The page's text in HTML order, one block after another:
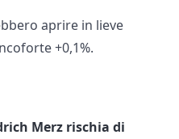
aprire in lieve
+0,1%.
Merz rischia di